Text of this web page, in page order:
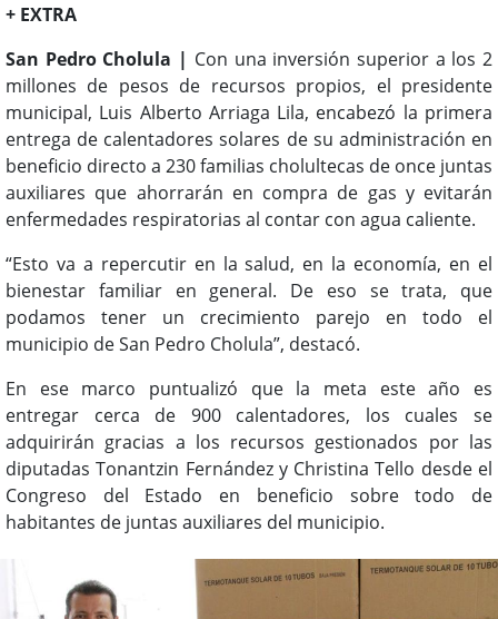
+ EXTRA
San Pedro Cholula | Con una inversión superior a los 2
millones de pesos de recursos propios, el presidente
municipal, Luis Alberto Arriaga Lila, encabezó la primera
entrega de calentadores solares de su administración en
beneficio directo a 230 familias cholultecas de once juntas
auxiliares que ahorrarán en compra de gas y evitarán
enfermedades respiratorias al contar con agua caliente.
“Esto va a repercutir en la salud, en la economía, en el
bienestar familiar en general. De eso se trata, que
podamos tener un crecimiento parejo en todo el
municipio de San Pedro Cholula”, destacó.
En ese marco puntualizó que la meta este año es
entregar cerca de 900 calentadores, los cuales se
adquirirán gracias a los recursos gestionados por las
diputadas Tonantzin Fernández y Christina Tello desde el
Congreso del Estado en beneficio sobre todo de
habitantes de juntas auxiliares del municipio.